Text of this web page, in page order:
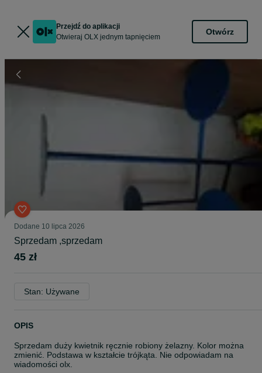
Przejdź do aplikacji
Otwieraj OLX jednym tapnięciem
Otwórz
Dodane 10 lipca 2026
Sprzedam ,sprzedam
45 zł
Stan: Używane
OPIS
Sprzedam duży kwietnik ręcznie robiony żelazny. Kolor można
zmienić. Podstawa w kształcie trójkąta. Nie odpowiadam na
wiadomości olx.